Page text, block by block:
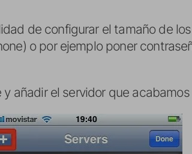
de configurar el tamaño de
o por ejemplo poner
añadir el servidor que